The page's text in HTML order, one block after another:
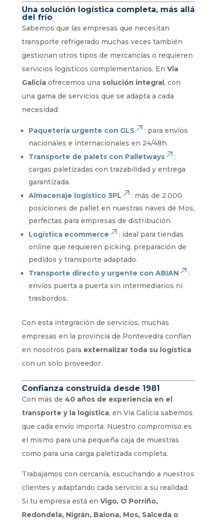
Una solución logística completa, más allá
del frío
Sabemos que las empresas que necesitan
transporte refrigerado muchas veces también
gestionan otros tipos de mercancías o requieren
servicios logísticos complementarios. En Via
Galiciaofrecemos una solución integral, con
una gama de servicios que se adapta a cada
necesidad:
Paquetería urgente con GLS
: para envíos
nacionales e internacionales en 24/48h.
Transporte de palets con Palletways
:
cargas paletizadas con trazabilidad y entrega
garantizada.
Almacenaje logístico 3PL
: más de 2.000
posiciones de pallet en nuestras naves de Mos,
perfectas para empresas de distribución.
Logística ecommerce
: ideal para tiendas
online que requieren picking, preparación de
pedidos y transporte adaptado.
Transporte directo y urgente con ABIAN
:
envíos puerta a puerta sin intermediarios ni
trasbordos.
Con esta integración de servicios, muchas
empresas en la provincia de Pontevedra confían
en nosotros para externalizar toda su logística
con un solo proveedor.
Confianza construida desde 1981
Con más de 40 años de experiencia en el
transporte y la logística, en Via Galicia sabemos
que cada envío importa. Nuestro compromiso es
el mismo para una pequeña caja de muestras
como para una carga paletizada completa.
Trabajamos con cercanía, escuchando a nuestros
clientes y adaptando cada servicio a su realidad.
Si tu empresa está en Vigo, O Porriño,
Redondela, Nigrán, Baiona, Mos, Salceda o